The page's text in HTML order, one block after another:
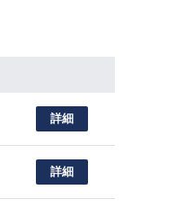
詳細
詳細